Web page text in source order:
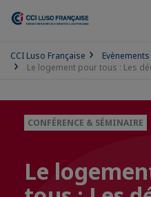
CCI Luso Française Evènements
Le logement pour tous : Les
CONFÉRENCE & SÉMINAIRE
Le